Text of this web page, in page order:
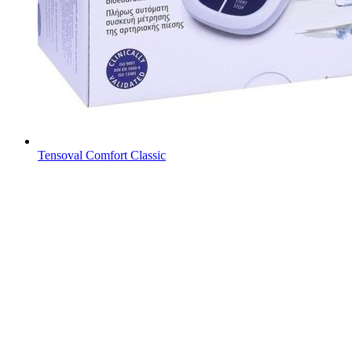
Tensoval Comfort Classic